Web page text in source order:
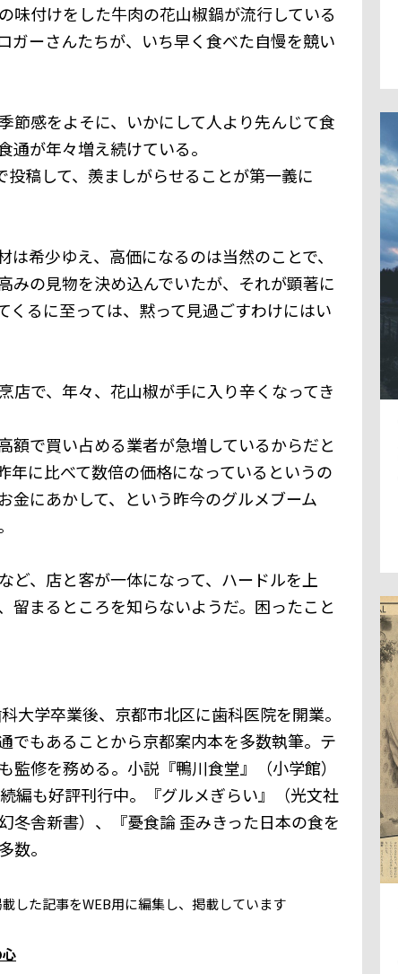
味付けをした牛肉の花山椒鍋が流行している
ガーさんたちが、いち早く食べた自慢を競い
節感をよそに、いかにして人より先んじて食
通が年々増え続けている。
投稿して、羨ましがらせることが第一義に
希少ゆえ、高価になるのは当然のことで、
みの見物を決め込んでいたが、それが顕著に
くるに至っては、黙って見過ごすわけにはい
店で、年々、花山椒が手に入り辛くなってき
額で買い占める業者が急増しているからだと
年に比べて数倍の価格になっているというの
金にあかして、という昨今のグルメブーム
ど、店と客が一体になって、ハードルを上
留まるところを知らないようだ。困ったこと
大学卒業後、京都市北区に歯科医院を開業。
でもあることから京都案内本を多数執筆。テ
監修を務める。小説『鴨川食堂』（小学館）
編も好評刊行中。『グルメぎらい』（光文社
冬舎新書）、『憂食論 歪みきった日本の食を
数。
した記事をWEB用に編集し、掲載しています